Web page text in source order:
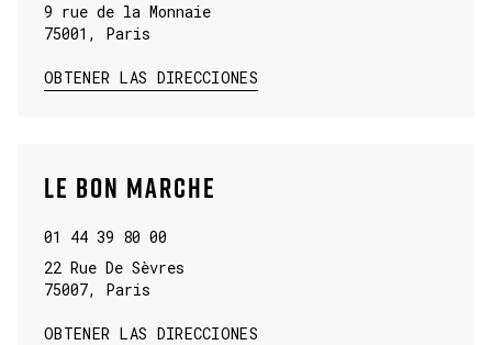
9 rue de la Monnaie
75001 , Paris
OBTENER LAS DIRECCIONES
LINK OPENS IN NEW TAB
LE BON MARCHE
01 44 39 80 00
22 Rue De Sèvres
75007, Paris
OBTENER LAS DIRECCIONES
LINK OPENS IN NEW TAB